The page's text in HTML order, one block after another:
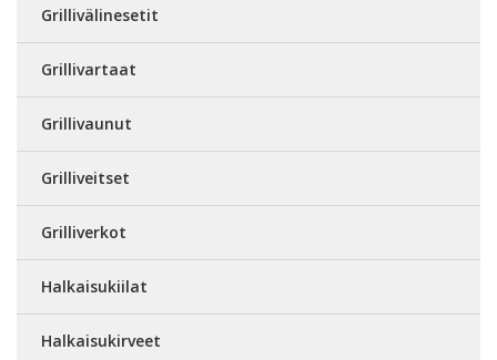
Grillivälinesetit
Grillivartaat
Grillivaunut
Grilliveitset
Grilliverkot
Halkaisukiilat
Halkaisukirveet